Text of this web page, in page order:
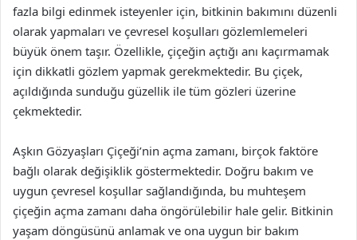
fazla bilgi edinmek isteyenler için, bitkinin bakımını düzenli
olarak yapmaları ve çevresel koşulları gözlemlemeleri
büyük önem taşır. Özellikle, çiçeğin açtığı anı kaçırmamak
için dikkatli gözlem yapmak gerekmektedir. Bu çiçek,
açıldığında sunduğu güzellik ile tüm gözleri üzerine
çekmektedir.
Aşkın Gözyaşları Çiçeği’nin açma zamanı, birçok faktöre
bağlı olarak değişiklik göstermektedir. Doğru bakım ve
uygun çevresel koşullar sağlandığında, bu muhteşem
çiçeğin açma zamanı daha öngörülebilir hale gelir. Bitkinin
yaşam döngüsünü anlamak ve ona uygun bir bakım